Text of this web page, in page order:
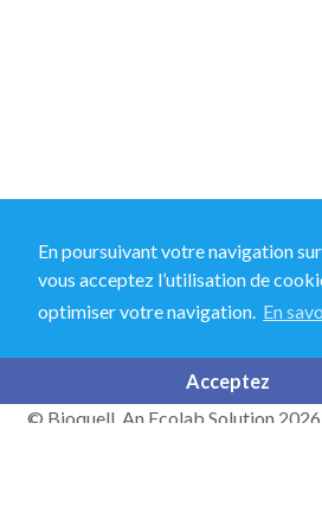
En poursuivant votre navigation sur
vous acceptez l’utilisation de
optimiser votre navigation. En
Acceptez
37 Rue Hélène Muller, 94320
© Bioquell, An Ecolab Solution